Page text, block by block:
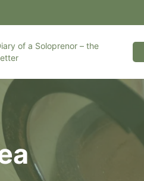
of a Soloprenor – the